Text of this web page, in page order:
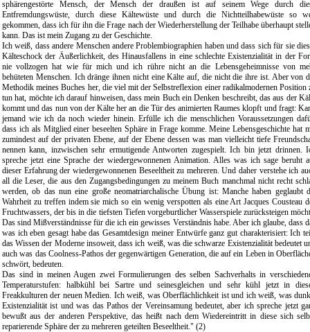
sphärengestörte Mensch, der Mensch der draußen ist auf seinem Wege durch
Entfremdungswüste, durch diese Kältewüste und durch die Nichtteilhabewüste so
gekommen, dass ich für ihn die Frage nach der Wiederherstellung der Teilhabe überhaupt
kann. Das ist mein Zugang zu der Geschichte.
Ich weiß, dass andere Menschen andere Problembiographien haben und dass sich für sie
Kälteschock der Äußerlichkeit, des Hinausfallens in eine schlechte Existenzialität in der
nie vollzogen hat wie für mich und ich rühre nicht an die Lebensgeheimnisse von
behüteten Menschen. Ich dränge ihnen nicht eine Kälte auf, die nicht die ihre ist. Aber von
Methodik meines Buches her, die viel mit der Selbstreflexion einer radikalmodernen Position
tun hat, möchte ich darauf hinweisen, dass mein Buch ein Denken beschreibt, das aus der
kommt und das nun von der Kälte her an die Tür des animierten Raumes klopft und fragt:
jemand wie ich da noch wieder hinein. Erfülle ich die menschlichen Voraussetzungen
dass ich als Mitglied einer beseelten Sphäre in Frage komme. Meine Lebensgeschichte hat
zumindest auf der privaten Ebene, auf der Ebene dessen was man vielleicht tiefe
nennen kann, inzwischen sehr ermutigende Antworten zugespielt. Ich bin jetzt drinnen.
spreche jetzt eine Sprache der wiedergewonnenen Animation. Alles was ich sage beruht
dieser Erfahrung der wiedergewonnenen Beseeltheit zu mehreren. Und daher verstehe ich
all die Leser, die aus den Zugangsbedingungen zu meinem Buch manchmal nicht recht
werden, ob das nun eine große neomatriarchalische Übung ist: Manche haben geglaubt
Wahrheit zu treffen indem sie mich so ein wenig verspotten als eine Art Jacques Cousteau
Fruchtwassers, der bis in die tiefsten Tiefen vorgeburtlicher Wasserspiele zurücksteigen
Das sind Mißverständnisse für die ich ein gewisses Verständnis habe. Aber ich glaube, dass
was ich eben gesagt habe das Gesamtdesign meiner Entwürfe ganz gut charakterisiert: Ich
das Wissen der Moderne insoweit, dass ich weiß, was die schwarze Existenzialität bedeutet
auch was das Coolness-Pathos der gegenwärtigen Generation, die auf ein Leben in
schwört, bedeuten.
Das sind in meinen Augen zwei Formulierungen des selben Sachverhalts in
Temperaturstufen: halbkühl bei Sartre und seinesgleichen und sehr kühl jetzt in
Freakkulturen der neuen Medien. Ich weiß, was Oberflächlichkeit ist und ich weiß, was
Existenzialität ist und was das Pathos der Vereinsamung bedeutet, aber ich spreche jetzt
bewußt aus der anderen Perspektive, das heißt nach dem Wiedereintritt in diese sich
reparierende Sphäre der zu mehreren geteilten Beseeltheit." (2)